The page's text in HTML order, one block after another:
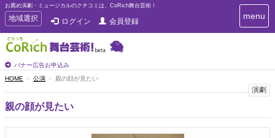
お薦め演劇・ミュージカルのクチコミは、CoRich舞台芸術！
T
o
g
g
e
n
a
v
i
地域選択 ログイン 会員登録
バナー広告お申込み
T
o
i
menu
HOME 公演 親の顔が見たい
演劇
親の顔が見たい